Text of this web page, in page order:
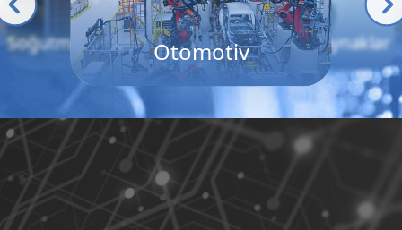
Otomotiv
Enerji & Doğal Kaynaklar
Gıda & İçecek
Mobil Hidrolik
Soğutma & İklimlendirme